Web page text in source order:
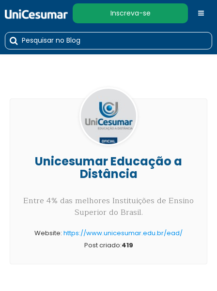
Inscreva-se
Unicesumar Educação a
Distância
Entre 4% das melhores Instituições de Ensino
Superior do Brasil.
Website: https://www.unicesumar.edu.br/ead/
Post criado:419